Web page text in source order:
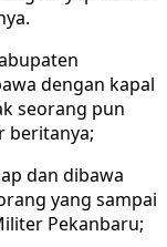
dengan kapal
seorang pun
beritanya;
dan dibawa
yang sampai
Pekanbaru;